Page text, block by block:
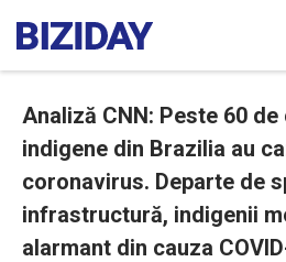
Analiză CNN: Peste 60
indigene din Brazilia au
coronavirus. Departe de
infrastructură, indigenii
alarmant din cauza